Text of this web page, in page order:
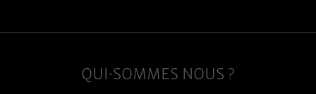
QUI-SOMMES NOUS ?